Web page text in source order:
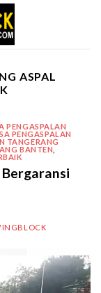
ASPAL
PENGASPALAN
PENGASPALAN
TANGERANG
BANTEN
Bergaransi